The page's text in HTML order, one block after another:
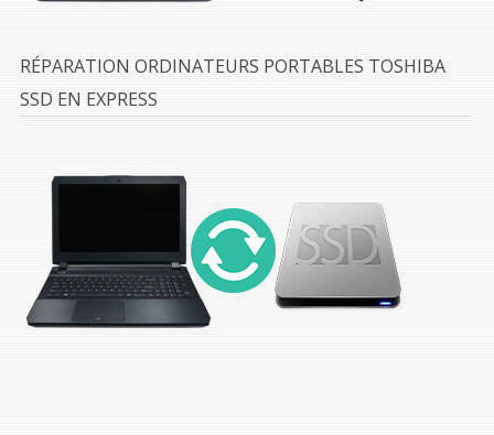
RÉPARATION ORDINATEURS PORTABLES TOSHIBA
SSD EN EXPRESS